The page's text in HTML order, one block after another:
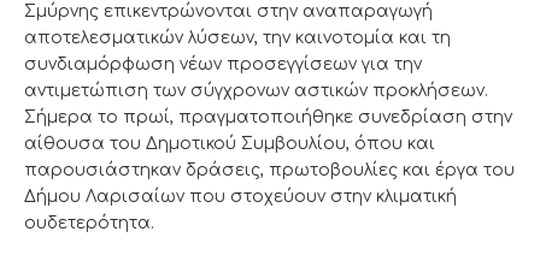
Σμύρνης επικεντρώνονται στην αναπαραγωγή
αποτελεσματικών λύσεων, την καινοτομία και τη
συνδιαμόρφωση νέων προσεγγίσεων για την
αντιμετώπιση των σύγχρονων αστικών προκλήσεων.
Σήμερα το πρωί, πραγματοποιήθηκε συνεδρίαση στην
αίθουσα του Δημοτικού Συμβουλίου, όπου και
παρουσιάστηκαν δράσεις, πρωτοβουλίες και έργα του
Δήμου Λαρισαίων που στοχεύουν στην κλιματική
ουδετερότητα.